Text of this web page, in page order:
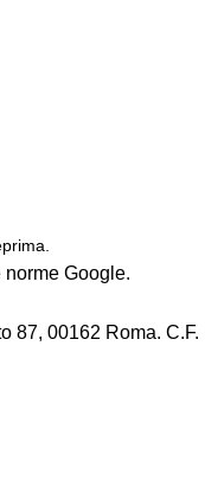
Google.
87, 00162 Roma. C.F.